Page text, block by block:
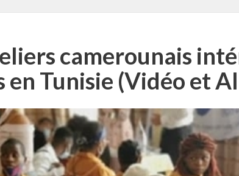
camerounais
en Tunisie (Vidéo et